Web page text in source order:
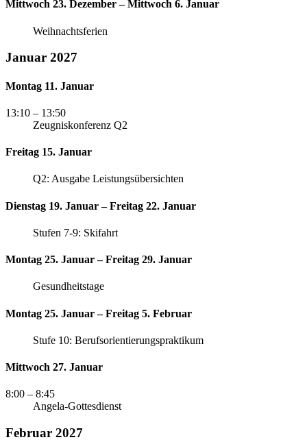
Mittwoch 23. Dezember – Mittwoch 6. Januar
Weihnachtsferien
Januar 2027
Montag 11. Januar
13:10 – 13:50
Zeugniskonferenz Q2
Freitag 15. Januar
Q2: Ausgabe Leistungsübersichten
Dienstag 19. Januar – Freitag 22. Januar
Stufen 7-9: Skifahrt
Montag 25. Januar – Freitag 29. Januar
Gesundheitstage
Montag 25. Januar – Freitag 5. Februar
Stufe 10: Berufsorientierungspraktikum
Mittwoch 27. Januar
8:00 – 8:45
Angela-Gottesdienst
Februar 2027